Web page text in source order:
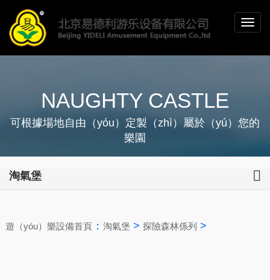
NAUGHTY CASTLE
可根據場地自由（yóu）定製（zhì）屬於（yú）您的
樂園
淘氣堡
遊（yóu）樂設備首頁： 淘氣堡 > 探險森林係列 >